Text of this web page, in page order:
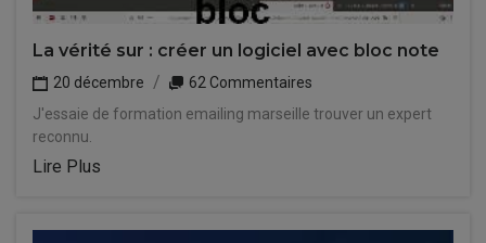
La vérité sur : créer un logiciel avec bloc note
20 décembre
62 Commentaires
J'essaie de formation emailing marseille trouver un expert
reconnu.
Lire Plus